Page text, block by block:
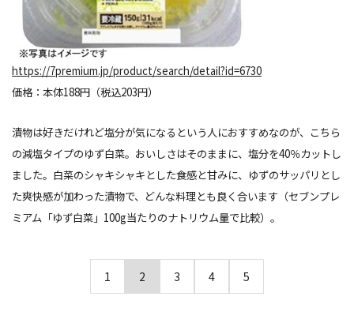
https://7premium.jp/product/search/detail?id=6730
価格：本体188円（税込203円）
漬物は好きだけれど塩分が気になるという人におすすめなのが、こちら
の減塩タイプのゆず白菜。おいしさはそのままに、塩分を40％カットし
ました。白菜のシャキシャキとした食感と甘みに、ゆずのサッパリとし
た爽快感が加わった漬物で、どんな料理とも良く合います（セブンプレ
ミアム「ゆず白菜」100g当たりのナトリウム量で比較）。
1 2 3 4 5